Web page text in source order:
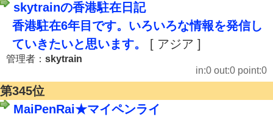
skytrainの香港駐在日記
香港駐在6年目です。いろいろな情報を発信し
ていきたいと思います。
[ アジア ]
管理者： skytrain
in:0 out:0 point:0
第345位
MaiPenRai★マイペンライ